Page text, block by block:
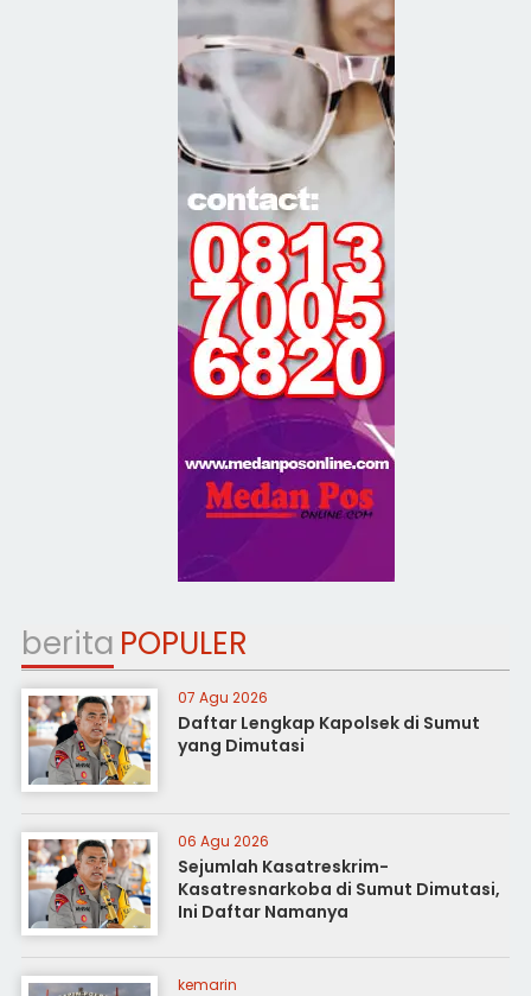
berita POPULER
07 Agu 2026
Daftar Lengkap Kapolsek di Sumut
yang Dimutasi
06 Agu 2026
Sejumlah Kasatreskrim-
Kasatresnarkoba di Sumut Dimutasi,
Ini Daftar Namanya
kemarin